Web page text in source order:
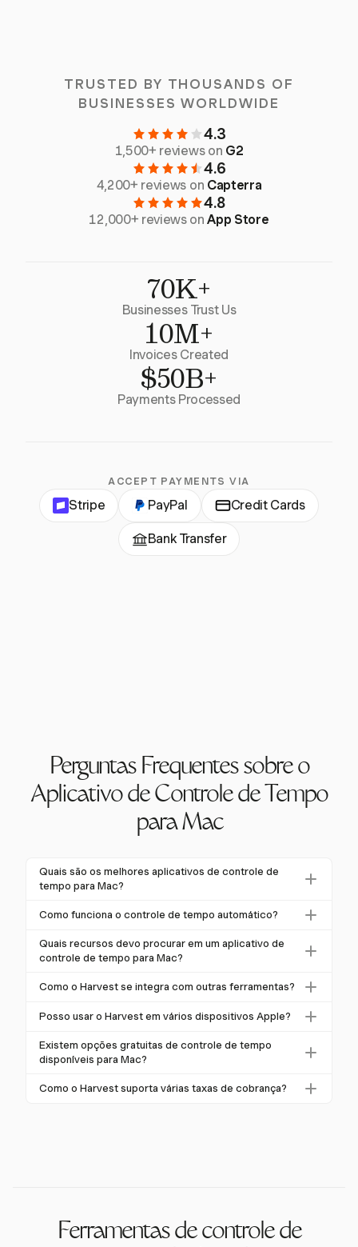
TRUSTED BY THOUSANDS OF
BUSINESSES WORLDWIDE
4.3
1,500+ reviews on G2
4.6
4,200+ reviews on Capterra
4.8
12,000+ reviews onApp Store
70K+
Businesses Trust Us
10M+
Invoices Created
$50B+
Payments Processed
ACCEPT PAYMENTS VIA
Stripe PayPal Credit Cards
Bank Transfer
Perguntas Frequentes sobre o
Aplicativo de Controle de Tempo
para Mac
Quais são os melhores aplicativos de controle de
tempo para Mac?
Para usuários de Mac, o Harvest é uma escolha de
aplicativo nativo do macOS com recursos como
taxas de cobrança flexíveis, relatórios detalhados e
Como funciona o controle de tempo automático?
O controle de tempo automático monitora o uso de
aplicativos, documentos e sites em segundo plano,
método pode melhorar a precisão, mas requer
Quais recursos devo procurar em um aplicativo de
controle de tempo para Mac?
Os recursos-chave incluem registro detalhado de
inatividade, relatórios abrangentes e integrações
faturamento.
Como o Harvest se integra com outras ferramentas?
O Harvest se integra com mais de 100 ferramentas,
proporcionando um fluxo de trabalho simplificado
que reduz a entrada manual de dados e aumenta a
Posso usar o Harvest em vários dispositivos Apple?
Sim, o Harvest oferece disponibilidade
multiplataforma, permitindo a sincronização de dados
watchOS, facilitando o controle de tempo em
Existem opções gratuitas de controle de tempo
disponíveis para Mac?
Muitos aplicativos de controle de tempo para Mac
Como o Harvest suporta várias taxas de cobrança?
Ferramentas de controle de